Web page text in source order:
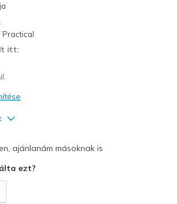
Practical
itt:
ajánlanám másoknak is
ezt?